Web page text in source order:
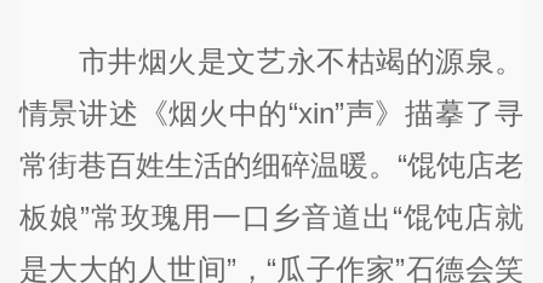
市井烟火是文艺永不枯竭的源泉。
情景讲述《烟火中的“xin”声》描摹了寻
常街巷百姓生活的细碎温暖。“馄饨店老
板娘”常玫瑰用一口乡音道出“馄饨店就
是大大的人世间”，“瓜子作家”石德会笑